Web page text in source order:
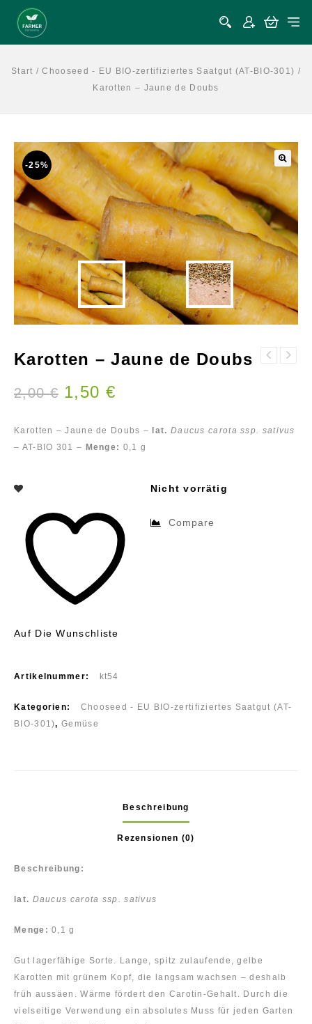
Start /Chooseed - EU BIO-zertifiziertes Saatgut (AT-BIO-301) /
Karotten – Jaune de Doubs
🔍
-25%
Karotten – Jaune de Doubs
2,00€ 1,50 €
Karotten – Jaune de Doubs – lat. Daucus carota ssp. sativus
– AT-BIO 301 – Menge: 0,1 g
Nicht vorrätig
Auf Die Wunschliste
Compare
Artikelnummer: kt54
Kategorien:
Chooseed - EU BIO-zertifiziertes Saatgut (AT-
BIO-301),Gemüse
Beschreibung
Rezensionen (0)
Beschreibung:
lat. Daucus carota ssp. sativus
Menge: 0,1 g
Gut lagerfähige Sorte. Lange, spitz zulaufende, gelbe
Karotten mit grünem Kopf, die langsam wachsen – deshalb
früh aussäen. Wärme fördert den Carotin-Gehalt. Durch die
vielseitige Verwendung ein absolutes Muss für jeden Garten